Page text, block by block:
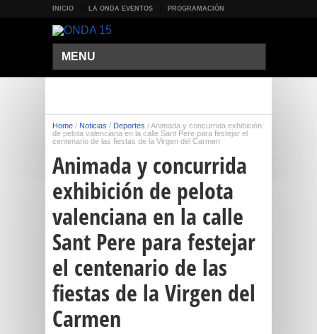
INICIO LA ONDA EVENTOS PROGRAMACIÓN
MENU
Home / Noticias / Deportes /Animada y concurrida exhibición
de pelota valenciana en la calle Sant Pere para festejar el
centenario de las fiestas de la Virgen del Carmen
Animada y concurrida
exhibición de pelota
valenciana en la calle
Sant Pere para festejar
el centenario de las
fiestas de la Virgen del
Carmen